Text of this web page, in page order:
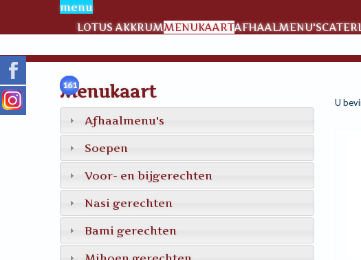
menu
LOTUS AKKRUMMENUKAARTAFHAALMENU'S
Menukaart
Afhaalmenu's
Soepen
Voor- en bijgerechten
Nasi gerechten
Bami gerechten
U
156
157
158
159
160
161